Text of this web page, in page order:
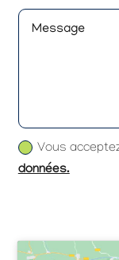
Vous
données.